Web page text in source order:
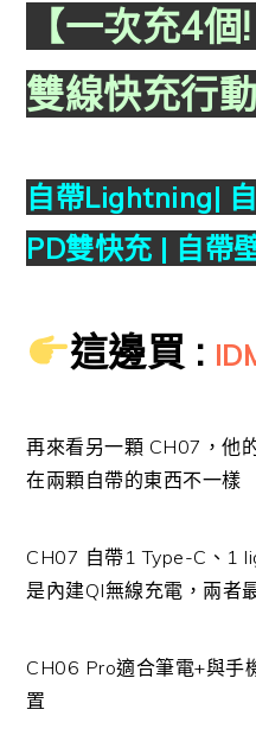
【一次充4
雙線快充行動
自帶Lightning|
PD雙快充 | 自帶
這邊買 :
再來看另一顆 CH07，他
在兩顆自帶的東西不一樣
CH07 自帶1 Type-C、1
是內建QI無線充電，兩者
CH06 Pro適合筆電+與手
置